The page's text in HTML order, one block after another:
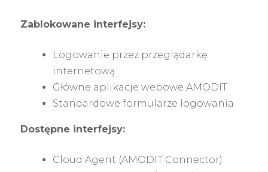
Zablokowane interfejsy:
Logowanie przez przeglądarkę
internetową
Główne aplikacje webowe AMODIT
Standardowe formularze logowania
Dostępne interfejsy:
Cloud Agent (AMODIT Connector)